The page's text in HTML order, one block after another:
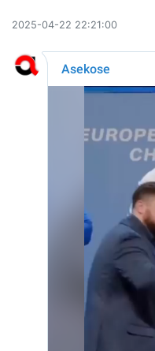
2025-04-22 22:21:00